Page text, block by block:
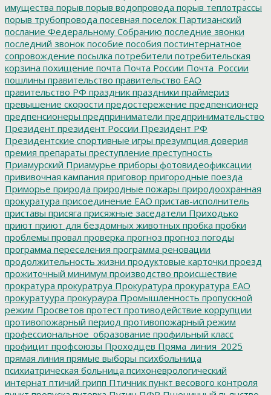
имущества порыв порыв водопровода порыв теплотрассы
порыв трубопровода посевная поселок Партизанский
послание Федеральному Собранию последние звонки
последний звонок пособие пособия постинтернатное
сопровождение посылка потребители потребительская
корзина похищение почта Почта России Почта_России
пошлины правительство правительство ЕАО
правительство РФ праздник праздники праймериз
превышение скорости предостережение предпенсионер
предпенсионеры предприниматели предпринимательство
Президент президент России Президент РФ
Президентские спортивные игры презумпция доверия
премия препараты преступление преступность
Приамурский Приамурье приборы фотовидеофиксации
прививочная кампания приговор пригородные поезда
Приморье природа природные пожары природоохранная
прокуратура присоединение ЕАО пристав-исполнитель
приставы присяга присяжные заседатели Приходько
приют приют для бездомных животных пробка пробки
проблемы провал проверка прогноз прогноз погоды
программа переселения программа реновации
продолжительность жизни продуктовые карточки проезд
прожиточный минимум производство происшествие
прократура прокуратруа Прокуратура прокуратура ЕАО
прокуратуура прокураура Промышленность пропускной
режим Просветов протест противодействие коррупции
противопожарный период противопожарный режим
профессиональное_образование профильный класс
профицит профсоюзы Проходцев Пряма_линия_2025
прямая линия прямые выборы психбольница
психиатрическая больница психоневрологический
интернат птичий грипп Птичник пункт весового контроля